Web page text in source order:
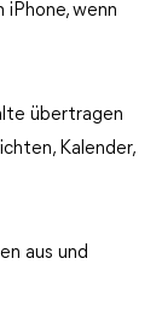
wenn
übertragen
Kalender,
aus und